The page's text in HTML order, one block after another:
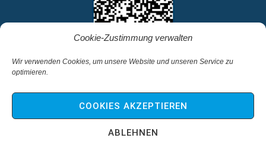
Cookie-Zustimmung verwalten
Wir verwenden Cookies, um unsere Website und unseren Service zu
optimieren.
COOKIES AKZEPTIEREN
ABLEHNEN
Startseite
Kontakt
Impressum & Haftungsausschluss
Datenschutz